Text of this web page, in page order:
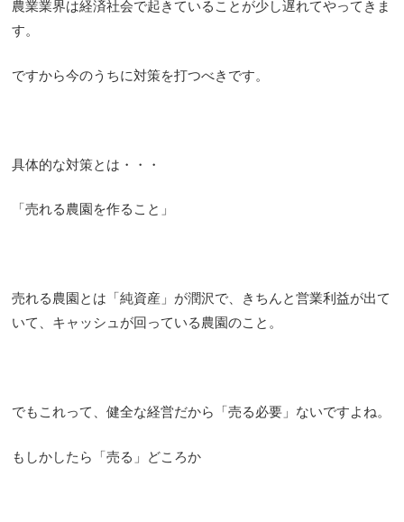
農業業界は経済社会で起きていることが少し遅れてやってきま
す。
ですから今のうちに対策を打つべきです。
具体的な対策とは・・・
「売れる農園を作ること」
売れる農園とは「純資産」が潤沢で、きちんと営業利益が出て
いて、キャッシュが回っている農園のこと。
でもこれって、健全な経営だから「売る必要」ないですよね。
もしかしたら「売る」どころか